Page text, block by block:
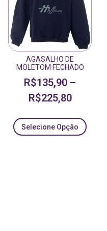
AGASALHO DE
MOLETOM FECHADO
R$135,90 –
R$225,80
Selecione Opção